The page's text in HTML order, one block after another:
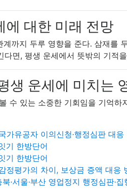
대한 미래 전망
까지 두루 영향을 준다. 삼재를
면, 평생 운세에서 뜻밖의 기적
생 운세에 미치는
수 있는 소중한 기회임을 기억
가유공자 이의신청·행정심판 대
기 한방단어
기 한방단어
정평가의 차이, 보상금 증액 대응
서울·부산 영업정지 행정심판·